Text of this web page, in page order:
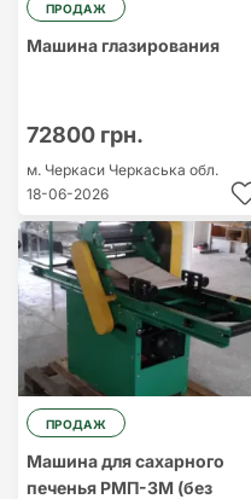
ПРОДАЖ
Машина глазирования
72800 грн.
м. Черкаси Черкаська обл.
18-06-2026
ПРОДАЖ
Машина для сахарного
печенья РМП-3М (без